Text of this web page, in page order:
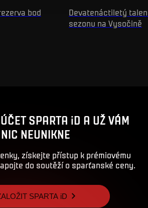
bod
Devatenáctiletý
sezonu na Vysočině
SPARTA iD A UŽ VÁM
NIC NEUNIKNE
získejte přístup k prémiovému
do soutěží o sparťanské ceny.
SPARTA iD